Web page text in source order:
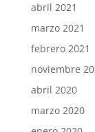
abril 2021
marzo 2021
febrero 2021
noviembre
abril 2020
marzo 2020